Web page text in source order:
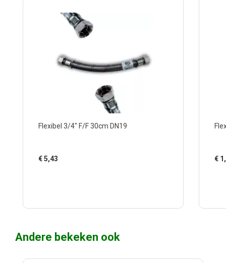
Flexibel 3/4" F/F 30cm DN19
€5,43 €
Andere bekeken ook